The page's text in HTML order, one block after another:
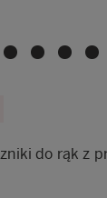
do rąk z